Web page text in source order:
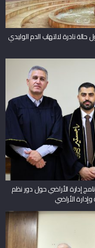
نادرة لالتهاب الدم الوليدي
إدارة الأراضي حول دور نظم
الأراضي